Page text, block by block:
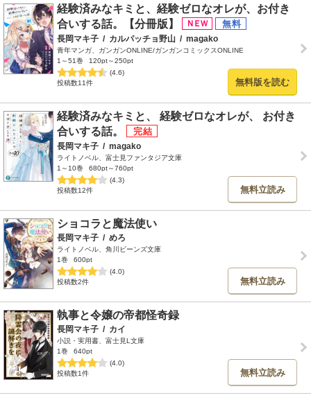
経験済みなキミと、経験ゼロなオレが、お付き
合いする話。【分冊版】
長岡マキ子 / カルパッチョ野山 / magako
青年マンガ、ガンガンONLINE/ガンガンコミックスONLINE
1～51巻
120pt～250pt
(4.6)
投稿数11件
無料版を読む
経験済みなキミと、 経験ゼロなオレが、 お付き
合いする話。
長岡マキ子 / magako
ライトノベル、富士見ファンタジア文庫
1～10巻
680pt～760pt
(4.3)
投稿数12件
無料立読み
ショコラと魔法使い
長岡マキ子 / めろ
ライトノベル、角川ビーンズ文庫
1巻
600pt
(4.0)
投稿数2件
無料立読み
執事と令嬢の帝都怪奇録
長岡マキ子 / カイ
小説・実用書、富士見L文庫
1巻
640pt
(4.0)
投稿数1件
無料立読み